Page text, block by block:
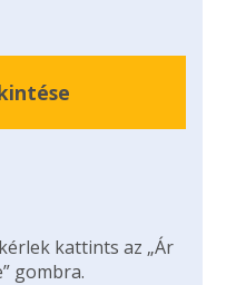
kattints az „Ár
gombra.